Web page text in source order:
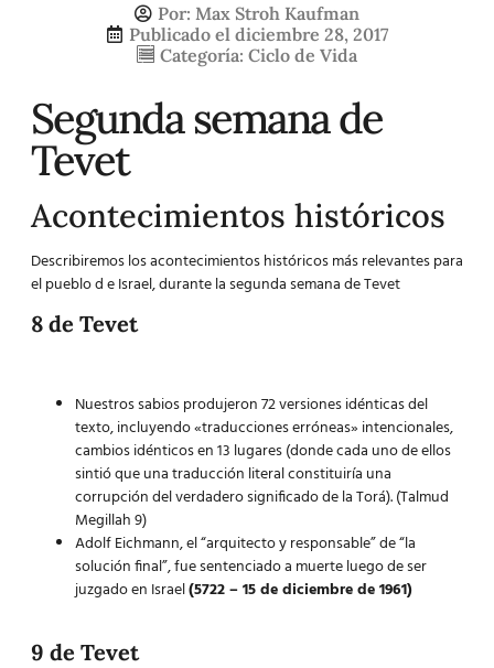
Por: Max Stroh Kaufman
Publicado el diciembre 28, 2017
Categoría: Ciclo de Vida
Segunda semana de
Tevet
Acontecimientos históricos
Describiremos los acontecimientos históricos más relevantes para
el pueblo d e Israel, durante la segunda semana de Tevet
8 de Tevet
Nuestros sabios produjeron 72 versiones idénticas del
texto, incluyendo «traducciones erróneas» intencionales,
cambios idénticos en 13 lugares (donde cada uno de ellos
sintió que una traducción literal constituiría una
corrupción del verdadero significado de la Torá). (Talmud
Megillah 9)
Adolf Eichmann, el “arquitecto y responsable” de “la
solución final”, fue sentenciado a muerte luego de ser
juzgado en Israel(5722 – 15 de diciembre de 1961)
9 de Tevet